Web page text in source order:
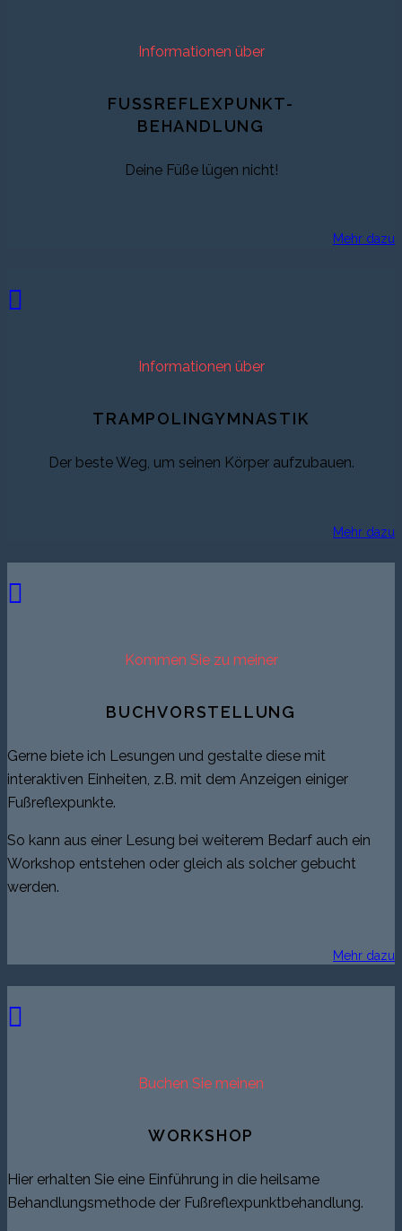
Informationen über
FUSSREFLEXPUNKT-
BEHANDLUNG
Deine Füße lügen nicht!
Mehr dazu
Informationen über
TRAMPOLINGYMNASTIK
Der beste Weg, um seinen Körper aufzubauen.
Mehr dazu
Kommen Sie zu meiner
BUCHVORSTELLUNG
Gerne biete ich Lesungen und gestalte diese mit
interaktiven Einheiten, z.B. mit dem Anzeigen einiger
Fußreflexpunkte.
So kann aus einer Lesung bei weiterem Bedarf auch ein
Workshop entstehen oder gleich als solcher gebucht
werden.
Mehr dazu
Buchen Sie meinen
WORKSHOP
Hier erhalten Sie eine Einführung in die heilsame
Behandlungsmethode der Fußreflexpunktbehandlung.